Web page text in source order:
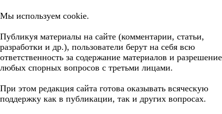
Мы используем cookie.
Публикуя материалы на сайте (комментарии, статьи,
разработки и др.), пользователи берут на себя всю
ответственность за содержание материалов и разрешение
любых спорных вопросов с третьми лицами.
При этом редакция сайта готова оказывать всяческую
поддержку как в публикации, так и других вопросах.